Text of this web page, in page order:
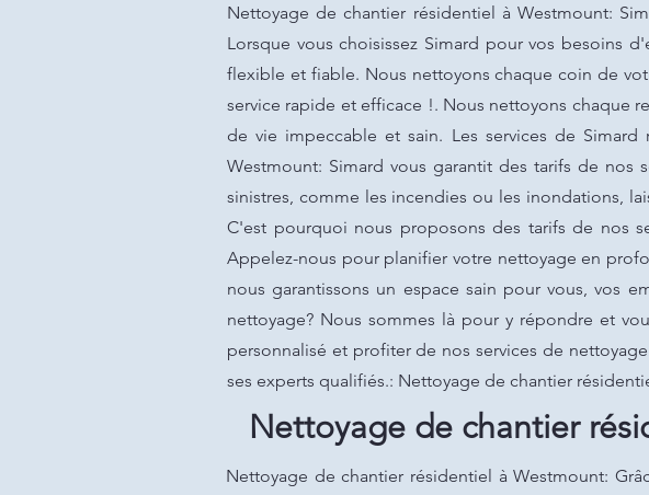
Nettoyage de chantier résidentiel à Westmount:
Lorsque vous choisissez Simard pour vos besoins
flexible et fiable. Nous nettoyons chaque coin de
service rapide et efficace !. Nous nettoyons chaque
de vie impeccable et sain. Les services de
Westmount: Simard vous garantit des tarifs de
sinistres, comme les incendies ou les inondations,
C'est pourquoi nous proposons des tarifs de nos
Appelez-nous pour planifier votre nettoyage en
nous garantissons un espace sain pour vous, vos
nettoyage? Nous sommes là pour y répondre et
personnalisé et profiter de nos services de
ses experts qualifiés.: Nettoyage de chantier
Nettoyage de chantier
Nettoyage de chantier résidentiel à Westmount: